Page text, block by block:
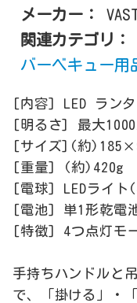
メーカー：
関連カテゴリ：
バーベキュー用
[内容] LED ランタ
[明るさ] 最大
[サイズ](約
[重量] (約)420g
[電球] LEDライト
[電池] 単1形乾電
[特徴] 4つ点灯モ
手持ちハンドルと
で、「掛ける」・